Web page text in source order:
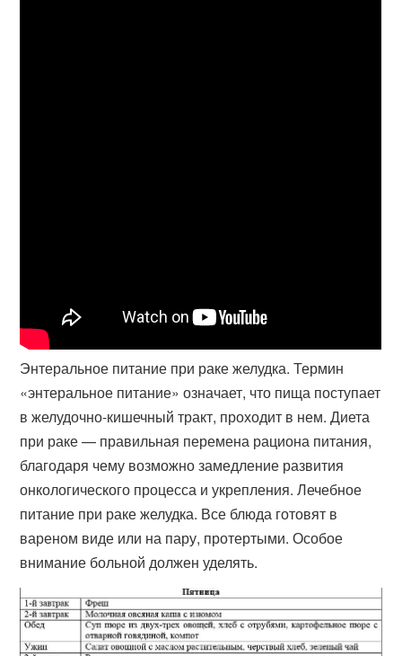
Энтеральное питание при раке желудка. Термин
«энтеральное питание» означает, что пища поступает
в желудочно-кишечный тракт, проходит в нем​. Диета
при раке — правильная перемена рациона питания,
благодаря чему возможно замедление развития
онкологического процесса и укрепления. Лечебное
питание при раке желудка. Все блюда готовят в
вареном виде или на пару, протертыми. Особое
внимание больной должен уделять.